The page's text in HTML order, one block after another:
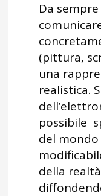
Da
(pittura,
una
realistica.
possibile
del
della